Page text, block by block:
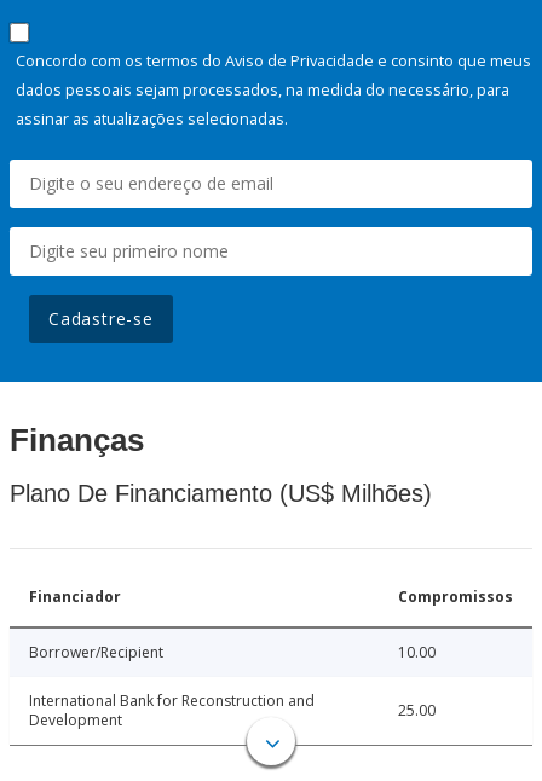
Concordo com os termos do Aviso de Privacidade e consinto que meus
dados pessoais sejam processados, na medida do necessário, para
assinar as atualizações selecionadas.
Cadastre-se
Finanças
Plano De Financiamento (US$ Milhões)
Financiador Compromissos
Borrower/Recipient 10.00
International Bank for Reconstruction and
Development
25.00